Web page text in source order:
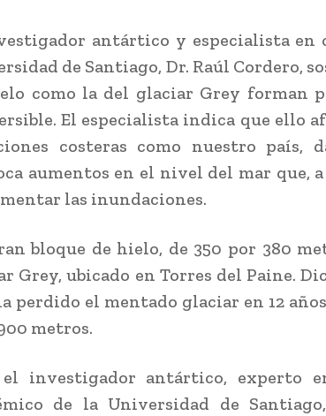
antártico y especialista en
de Santiago, Dr. Raúl Cordero,
como la del glaciar Grey forman
El especialista indica que ello
costeras como nuestro país,
aumentos en el nivel del mar que,
las inundaciones.
bloque de hielo, de 350 por 380
Grey, ubicado en Torres del Paine.
perdido el mentado glaciar en 12
metros.
el investigador antártico, experto
de la Universidad de